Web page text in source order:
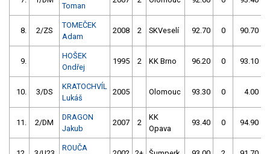
Toman
8. 2/ZS
TOMEČEK
Adam
2008 2 SKVeselí 92.70 0 90.70
9.
HOŠEK
Ondřej
1995 2 KK Brno 96.20 0 93.10
10. 3/DS
KRATOCHVÍL
Lukáš
2005 Olomouc 93.30 0 4.00
11. 2/DM
DRAGON
Jakub
2007 2
KK
Opava
93.40 0 94.90
ROUČA